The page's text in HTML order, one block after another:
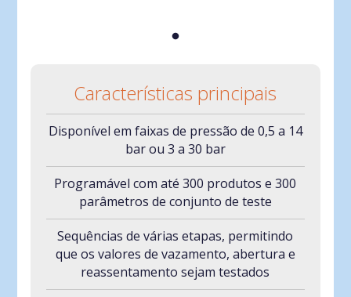
Características principais
Disponível em faixas de pressão de 0,5 a 14
bar ou 3 a 30 bar
Programável com até 300 produtos e 300
parâmetros de conjunto de teste
Sequências de várias etapas, permitindo
que os valores de vazamento, abertura e
reassentamento sejam testados